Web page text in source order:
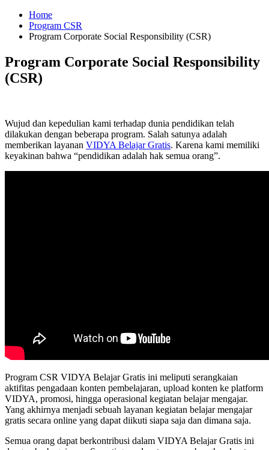
Home
Program CSR
Program Corporate Social Responsibility (CSR)
Program Corporate Social Responsibility
(CSR)
Wujud dan kepedulian kami terhadap dunia pendidikan telah
dilakukan dengan beberapa program. Salah satunya adalah
memberikan layanan VIDYA Belajar Gratis. Karena kami memiliki
keyakinan bahwa “pendidikan adalah hak semua orang”.
Program CSR VIDYA Belajar Gratis ini meliputi serangkaian
aktifitas pengadaan konten pembelajaran, upload konten ke platform
VIDYA, promosi, hingga operasional kegiatan belajar mengajar.
Yang akhirnya menjadi sebuah layanan kegiatan belajar mengajar
gratis secara online yang dapat diikuti siapa saja dan dimana saja.
Semua orang dapat berkontribusi dalam VIDYA Belajar Gratis ini